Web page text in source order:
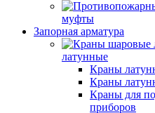
муфты
Запорная арматура
латунные
Краны
Краны
Краны для
приборов